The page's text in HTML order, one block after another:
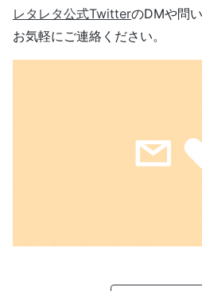
レタレタ公式TwitterのDMや問
お気軽にご連絡ください。